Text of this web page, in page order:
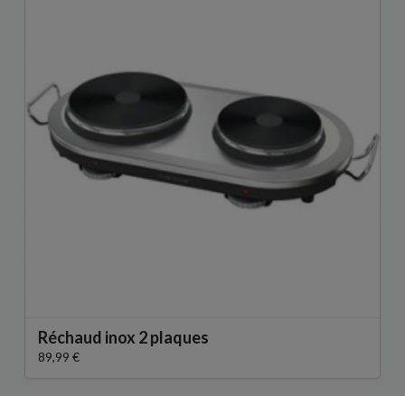
Réchaud inox 2 plaques
89,99 €